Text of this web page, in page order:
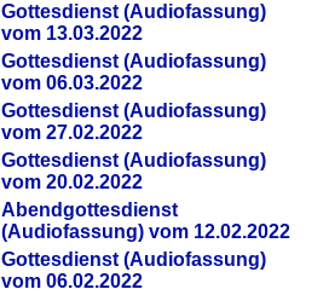
Gottesdienst (Audiofassung)
vom 13.03.2022
Gottesdienst (Audiofassung)
vom 06.03.2022
Gottesdienst (Audiofassung)
vom 27.02.2022
Gottesdienst (Audiofassung)
vom 20.02.2022
Abendgottesdienst
(Audiofassung) vom 12.02.2022
Gottesdienst (Audiofassung)
vom 06.02.2022